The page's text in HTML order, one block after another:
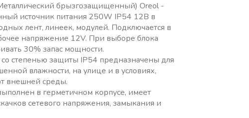
брызгозащищенный) Oreol -
источник питания 250W IP54 12В в
лент, линеек, модулей. Подключается в
напряжение 12V. При выборе блока
30% запас мощности.
степенью защиты IP54 предназначены для
влажности, на улице и в условиях,
внешней среды.
в герметичном корпусе, имеет
сетевого напряжения, замыкания и